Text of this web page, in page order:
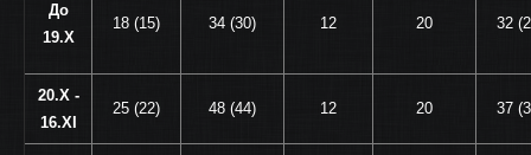
До
19.X
18 (15) 34 (30) 12 20 32
20.X -
16.XI
25 (22) 48 (44) 12 20 37